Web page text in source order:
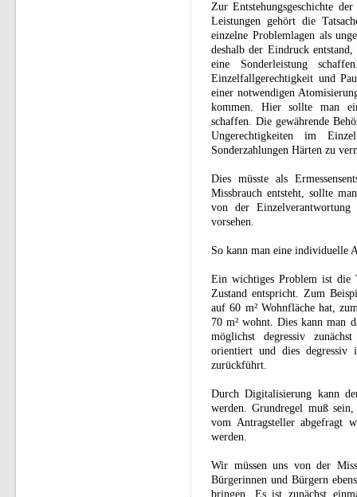
Zur Entstehungsgeschichte
Leistungen gehört die
einzelne Problemlagen als
deshalb der Eindruck
eine Sonderleistung
Einzelfallgerechtigkeit und
einer notwendigen
kommen. Hier sollte man
schaffen. Die gewährende
Ungerechtigkeiten im
Sonderzahlungen Härten zu
Dies müsste als
Missbrauch entsteht, sollte
von der Einzelverantwortung
vorsehen.
So kann man eine individuelle
Ein wichtiges Problem ist die
Zustand entspricht. Zum
auf 60 m² Wohnfläche hat,
70 m² wohnt. Dies kann man
möglichst degressiv
orientiert und dies degressiv
zurückführt.
Durch Digitalisierung kann
werden. Grundregel muß
vom Antragsteller abgefragt
werden.
Wir müssen uns von der
Bürgerinnen und Bürgern
bringen. Es ist zunächst